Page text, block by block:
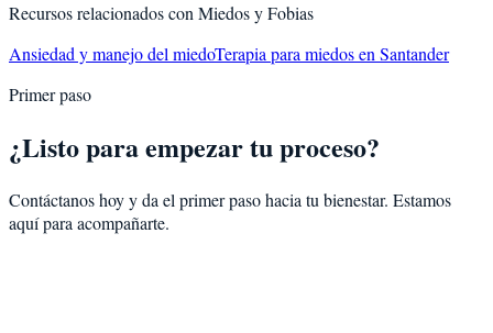
Recursos relacionados con Miedos y Fobias
Ansiedad y manejo del miedoTerapia para miedos en Santander
Primer paso
¿Listo para empezar tu proceso?
Contáctanos hoy y da el primer paso hacia tu bienestar. Estamos
aquí para acompañarte.